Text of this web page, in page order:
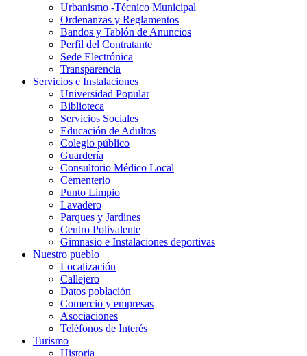
Urbanismo -Técnico Municipal
Ordenanzas y Reglamentos
Bandos y Tablón de Anuncios
Perfil del Contratante
Sede Electrónica
Transparencia
Servicios e Instalaciones
Universidad Popular
Biblioteca
Servicios Sociales
Educación de Adultos
Colegio público
Guardería
Consultorio Médico Local
Cementerio
Punto Limpio
Lavadero
Parques y Jardines
Centro Polivalente
Gimnasio e Instalaciones deportivas
Nuestro pueblo
Localización
Callejero
Datos población
Comercio y empresas
Asociaciones
Teléfonos de Interés
Turismo
Historia